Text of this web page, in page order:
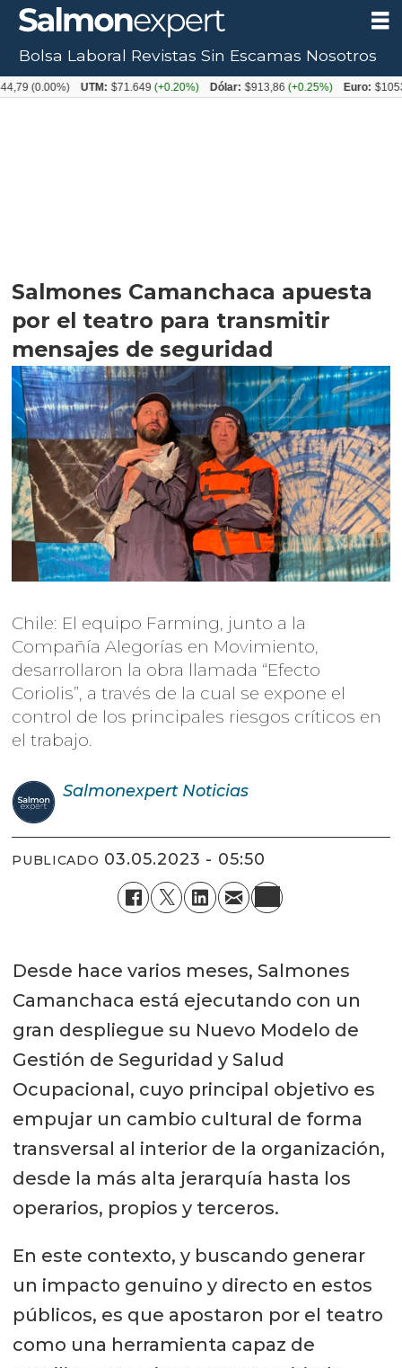
Salmones Camanchaca apuesta
por el teatro para transmitir
mensajes de seguridad
Chile: El equipo Farming, junto a la
Compañía Alegorías en Movimiento,
desarrollaron la obra llamada “Efecto
Coriolis”, a través de la cual se expone el
control de los principales riesgos críticos en
el trabajo.
Salmonexpert Noticias
PUBLICADO 03.05.2023 - 05:50
Desde hace varios meses, Salmones
Camanchaca está ejecutando con un
gran despliegue su Nuevo Modelo de
Gestión de Seguridad y Salud
Ocupacional, cuyo principal objetivo es
empujar un cambio cultural de forma
transversal al interior de la organización,
desde la más alta jerarquía hasta los
operarios, propios y terceros.
En este contexto, y buscando generar
un impacto genuino y directo en estos
públicos, es que apostaron por el teatro
como una herramienta capaz de
Bolsa Laboral Revistas Sin Escamas Nosotros
UTM: $71.649(+0.20%) Dólar: $913,86(+0.25%) Euro: $1053,08(-